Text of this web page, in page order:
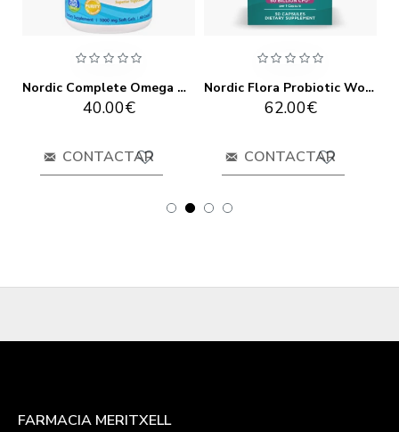
Nordic Complete Omega D3 - 120 Gels
40.00€
CONTACTAR
Nordic Flora Probiotic Women's Balance 30 caps
62.00€
CONTACTAR
FARMACIA MERITXELL